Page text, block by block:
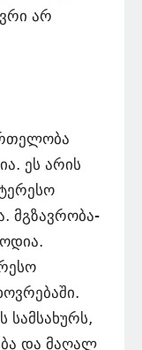
არ
ეს არის
მგზავრობა-
სამსახურს,
და მაღალ